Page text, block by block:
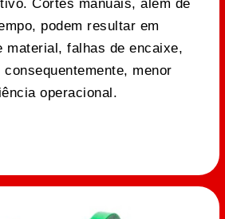
Cortes manuais, além de
podem resultar em
material, falhas de encaixe,
menor
operacional.